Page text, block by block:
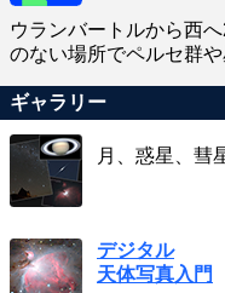
ウランバートルから西
のない場所でペルセ群
ギャラリー
月、惑星、彗
デジタル
天体写真入門